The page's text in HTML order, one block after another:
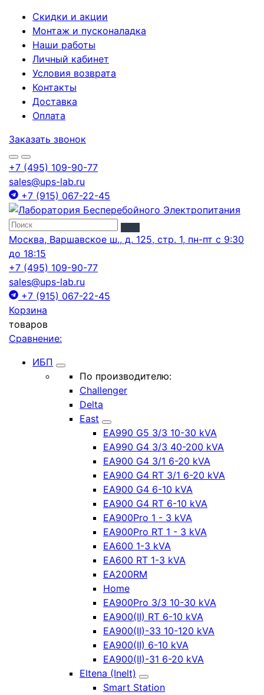
Скидки и акции
Монтаж и пусконаладка
Наши работы
Личный кабинет
Условия возврата
Контакты
Доставка
Оплата
Заказать звонок
+7 (495) 109-90-77
sales@ups-lab.ru
+7 (915) 067-22-45
Москва, Варшавское ш., д. 125, стр. 1, пн-пт с 9:30
до 18:15
+7 (495) 109-90-77
sales@ups-lab.ru
+7 (915) 067-22-45
Корзина
товаров
Сравнение:
ИБП
По производителю:
Challenger
Delta
East
EA990 G5 3/3 10-30 kVA
EA990 G4 3/3 40-200 kVA
EA900 G4 3/1 6-20 kVA
EA900 G4 RT 3/1 6-20 kVA
EA900 G4 6-10 kVA
EA900 G4 RT 6-10 kVA
EA900Pro 1 - 3 kVA
EA900Pro RT 1 - 3 kVA
EA600 1-3 kVA
EA600 RT 1-3 kVA
EA200RM
Home
EA900Pro 3/3 10-30 kVA
EA900(II) RT 6-10 kVA
EA900(II)-33 10-120 kVA
EA900(II) 6-10 kVA
EA900(II)-31 6-20 kVA
Eltena (Inelt)
Smart Station